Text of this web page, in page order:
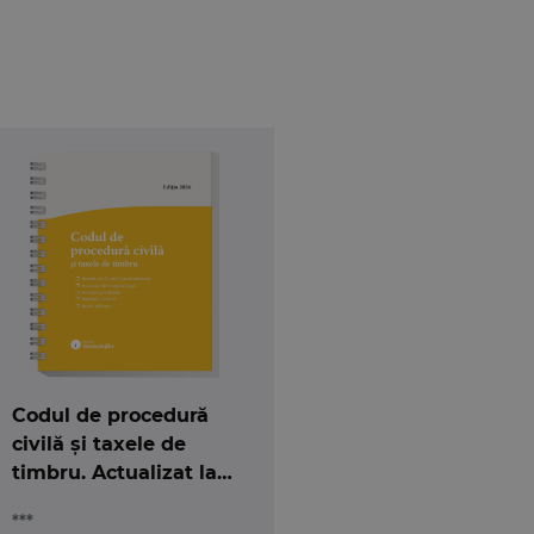
pentru posibile trimiteri preliminare la
Boutayeb, Gráinne de Búrca, Laurence
Mathieu, Franz C. Mayer, Rostane Mehdi,
Weiler si Peter G. Xuereb, care au acceptat
reprezinta coperta volumului, doamnei Irina
Maria Calin, Amelia Paula Chirtes, Adnana
in limba romana, precum si domnului
electronic.
Codul de procedură
civilă și taxele de
timbru. Actualizat la
***